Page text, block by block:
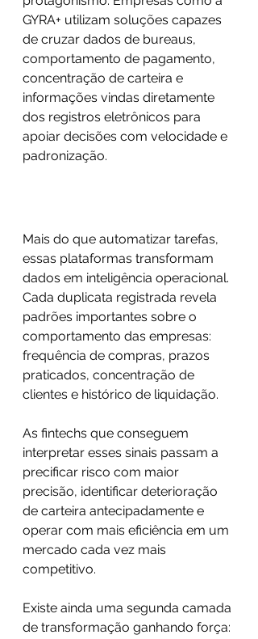
GYRA+ utilizam soluções capazes
de cruzar dados de bureaus,
comportamento de pagamento,
concentração de carteira e
informações vindas diretamente
dos registros eletrônicos para
apoiar decisões com velocidade e
padronização.
Mais do que automatizar tarefas,
essas plataformas transformam
dados em inteligência operacional.
Cada duplicata registrada revela
padrões importantes sobre o
comportamento das empresas:
frequência de compras, prazos
praticados, concentração de
clientes e histórico de liquidação.
As fintechs que conseguem
interpretar esses sinais passam a
precificar risco com maior
precisão, identificar deterioração
de carteira antecipadamente e
operar com mais eficiência em um
mercado cada vez mais
competitivo.
Existe ainda uma segunda camada
de transformação ganhando força: